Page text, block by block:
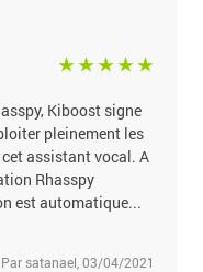
Kiboost signe
pleinement les
assistant vocal. A
Rhasspy
est automatique...
Par satanael, 03/04/2021